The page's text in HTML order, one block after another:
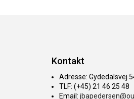
Kontakt
Adresse: Gydedalsvej
TLF: (+45) 21 46 25 48
Email: